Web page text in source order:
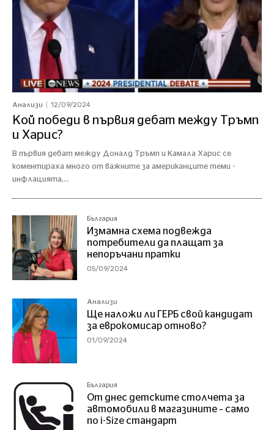
Анализи 12/09/2024
Кой победи в първия дебат между Тръмп
и Харис?
В първия дебат между Доналд Тръмп и Камала Харис се
коментираха много от важните за американците теми -
инфлацията,...
България
Измамна схема подвежда
потребители да плащат за
непоръчани пратки
05/09/2024
Анализи
Ще наложи ли ГЕРБ свой кандидат
за еврокомисар отново?
01/09/2024
България
От днес детските столчета за
автомобили в магазините – само
по i-Size стандарт